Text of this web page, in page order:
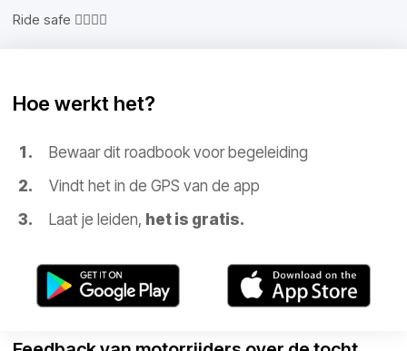
Ride safe ✌🏽✌🏽
Hoe werkt het?
Bewaar dit roadbook voor begeleiding
Vindt het in de GPS van de app
Laat je leiden, het is gratis.